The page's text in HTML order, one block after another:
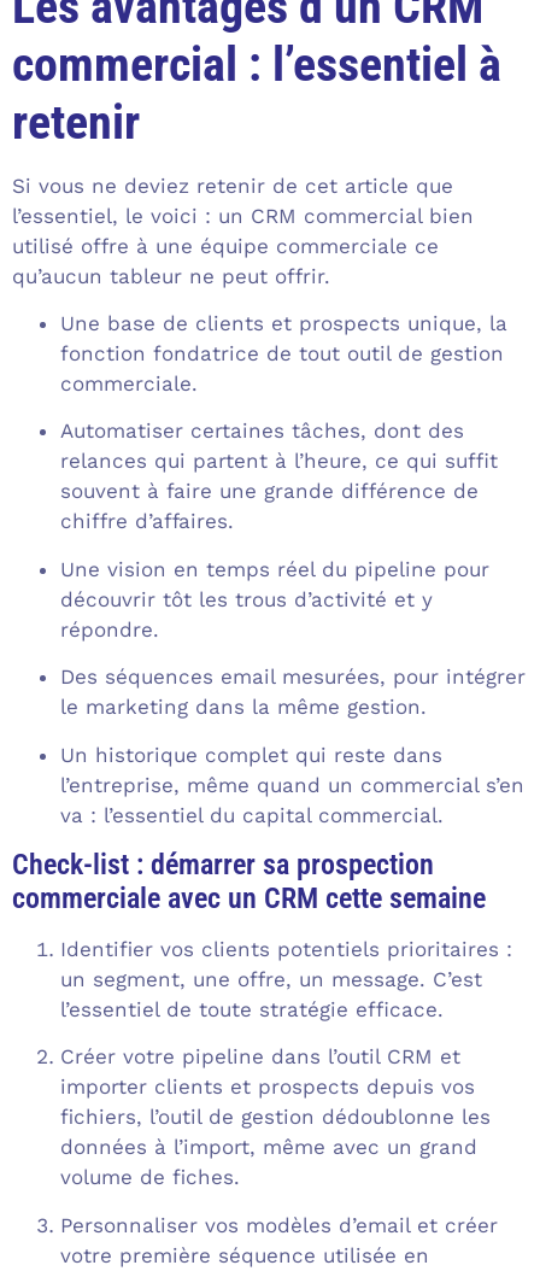
commercial : l’essentiel à
retenir
Si vous ne deviez retenir de cet article que
l’essentiel, le voici : un CRM commercial bien
utilisé offre à une équipe commerciale ce
qu’aucun tableur ne peut offrir.
Une base de clients et prospects unique, la
fonction fondatrice de tout outil de gestion
commerciale.
Automatiser certaines tâches, dont des
relances qui partent à l’heure, ce qui suffit
souvent à faire une grande différence de
chiffre d’affaires.
Une vision en temps réel du pipeline pour
découvrir tôt les trous d’activité et y
répondre.
Des séquences email mesurées, pour intégrer
le marketing dans la même gestion.
Un historique complet qui reste dans
l’entreprise, même quand un commercial s’en
va : l’essentiel du capital commercial.
Check-list : démarrer sa prospection
commerciale avec un CRM cette semaine
Identifier vos clients potentiels prioritaires :
un segment, une offre, un message. C’est
l’essentiel de toute stratégie efficace.
Créer votre pipeline dans l’outil CRM et
importer clients et prospects depuis vos
fichiers, l’outil de gestion dédoublonne les
données à l’import, même avec un grand
volume de fiches.
Personnaliser vos modèles d’email et créer
votre première séquence utilisée en